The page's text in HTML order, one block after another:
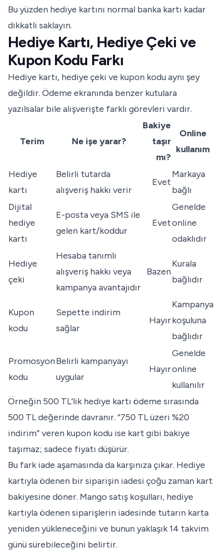
Bu yüzden hediye kartını normal banka kartı kadar
dikkatli saklayın.
Hediye Kartı, Hediye Çeki ve
Kupon Kodu Farkı
Hediye kartı, hediye çeki ve kupon kodu aynı şey
değildir. Ödeme ekranında benzer kutulara
yazılsalar bile alışverişte farklı görevleri vardır.
Terim Ne işe yarar?
Bakiye
taşır
mı?
Online
kullanım
Hediye
kartı
Belirli tutarda
alışveriş hakkı verir
Evet
Markaya
bağlı
Dijital
hediye
kartı
E-posta veya SMS ile
gelen kart/koddur
Evet
Genelde
online
odaklıdır
Hediye
çeki
Hesaba tanımlı
alışveriş hakkı veya
kampanya avantajıdır
Bazen
Kurala
bağlıdır
Kupon
kodu
Sepette indirim
sağlar
Hayır
Kampanya
koşuluna
bağlıdır
Promosyon
kodu
Belirli kampanyayı
uygular
Hayır
Genelde
online
kullanılır
Örneğin 500 TL’lik hediye kartı ödeme sırasında
500 TL değerinde davranır. “750 TL üzeri %20
indirim” veren kupon kodu ise kart gibi bakiye
taşımaz; sadece fiyatı düşürür.
Bu fark iade aşamasında da karşınıza çıkar. Hediye
kartıyla ödenen bir siparişin iadesi çoğu zaman kart
bakiyesine döner. Mango satış koşulları, hediye
kartıyla ödenen siparişlerin iadesinde tutarın karta
yeniden yükleneceğini ve bunun yaklaşık 14 takvim
günü sürebileceğini belirtir.